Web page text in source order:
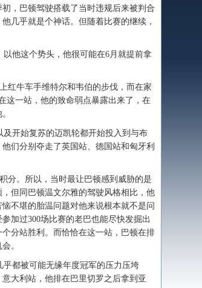
，巴顿驾驶搭载了当时违规后来被判合
几乎就是个神话。但随着比赛的继续，
他这个势头，他很可能在6月就提前拿
红牛车手维特尔和韦伯的步伐，而在家
这一站，他的致命弱点暴露出来了，在
开始复苏的迈凯轮都开始投入到与布
们分别夺走了英国站、德国站和匈牙利
分。所以，当时最让巴顿感到威胁的是
但同巴顿温文尔雅的驾驶风格相比，他
不堪的胎温问题对他来说根本就不是问
加过300场比赛的老巴也能尽快发掘出
分站胜利。而恰恰在这一站，巴顿在排
。
都被可能无缘年度冠军的压力压垮
大利站，他排在巴里切罗之后拿到亚